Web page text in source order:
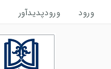
ورود ورودپدیدآور